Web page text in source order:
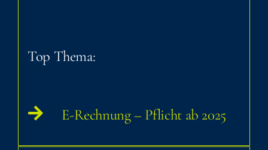
Top The­ma:
E-Rech­nung – Pflicht ab 2025